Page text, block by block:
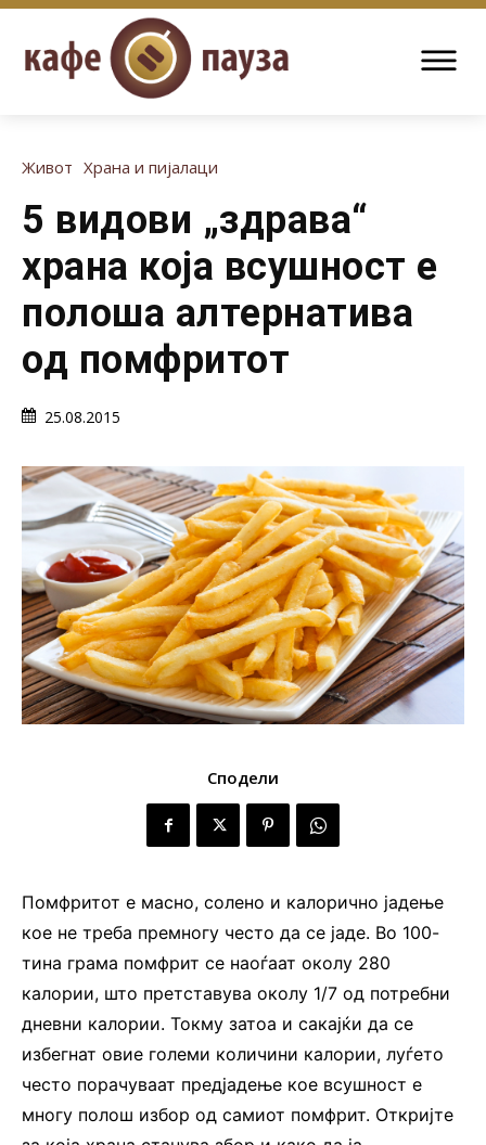
Живот Храна и пијалаци
5 видови „здрава“
храна која всушност е
полоша алтернатива
од помфритот
25.08.2015
Сподели
Помфритот е масно, солено и калорично јадење
кое не треба премногу често да се јаде. Во 100-
тина грама помфрит се наоѓаат околу 280
калории, што претставува околу 1/7 од потребни
дневни калории. Токму затоа и сакајќи да се
избегнат овие големи количини калории, луѓето
често порачуваат предјадење кое всушност е
многу полош избор од самиот помфрит. Откријте